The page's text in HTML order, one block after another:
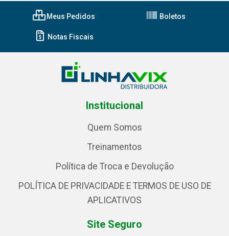
Meus Pedidos Boletos
Notas Fiscais
Institucional
Quem Somos
Treinamentos
Política de Troca e Devolução
POLÍTICA DE PRIVACIDADE E TERMOS DE USO DE
APLICATIVOS
Site Seguro